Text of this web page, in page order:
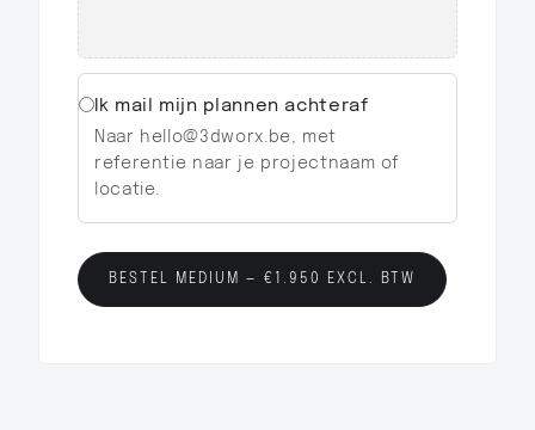
Ik mail mijn plannen achteraf
Naar hello@3dworx.be, met
referentie naar je projectnaam of
locatie.